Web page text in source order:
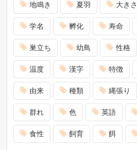
地鳴き 夏羽 大きさ
学名 孵化 寿命
巣立ち 幼鳥 性格
温度 漢字 特徴
由来 種類 縄張り
群れ 色 英語
食性 飼育 餌